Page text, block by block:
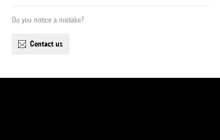
Do you notice a mistake?
contact us